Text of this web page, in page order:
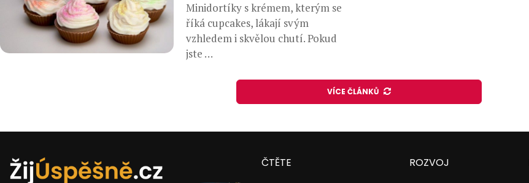
Minidortíky s krémem, kterým se
říká cupcakes, lákají svým
vzhledem i skvělou chutí. Pokud
jste …
VÍCE ČLÁNKŮ
ČTĚTE
ROZVOJ